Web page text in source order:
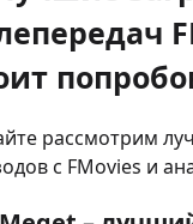
рассмотрим
с FMovies и